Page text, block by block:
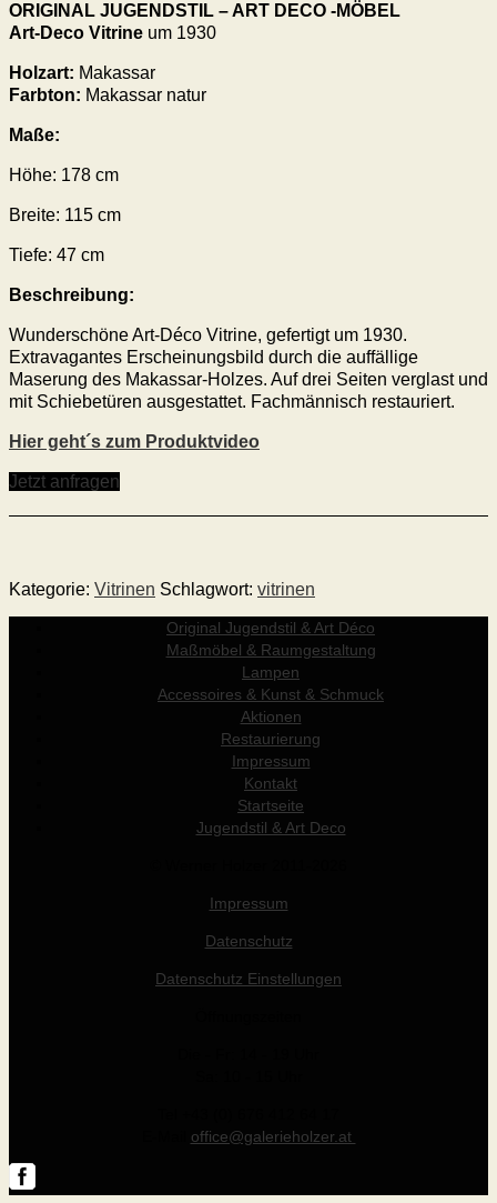
ORIGINAL JUGENDSTIL – ART DECO -MÖBEL
Art-Deco Vitrine um 1930
Holzart: Makassar
Farbton: Makassar natur
Maße:
Höhe: 178 cm
Breite: 115 cm
Tiefe: 47 cm
Beschreibung:
Wunderschöne Art-Déco Vitrine, gefertigt um 1930.
Extravagantes Erscheinungsbild durch die auffällige
Maserung des Makassar-Holzes. Auf drei Seiten verglast und
mit Schiebetüren ausgestattet. Fachmännisch restauriert.
Hier geht´s zum Produktvideo
Jetzt anfragen
Kategorie: Vitrinen Schlagwort: vitrinen
Original Jugendstil & Art Déco
Maßmöbel & Raumgestaltung
Lampen
Accessoires & Kunst & Schmuck
Aktionen
Restaurierung
Impressum
Kontakt
Startseite
Jugendstil & Art Deco
Impressum
Datenschutz
Datenschutz Einstellungen
office@galerieholzer.at